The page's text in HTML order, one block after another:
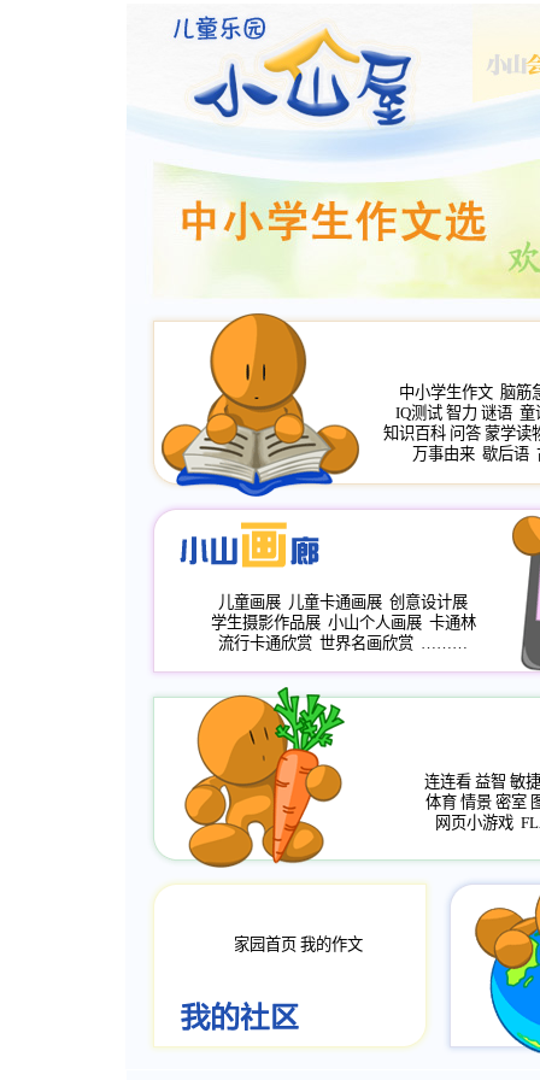
中小学生作文 脑筋
IQ测试 智力 谜语 童
知识百科 问答 蒙学读
万事由来 歇后语
儿童画展 儿童卡通画展 创意设计展
学生摄影作品展 小山个人画展 卡通林
流行卡通欣赏 世界名画欣赏 ………
连连看 益智 敏捷
体育 情景 密室
网页小游戏
家园首页 我的作文